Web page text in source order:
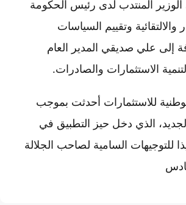
المنتدب لدى رئيس الحكومة
والالتقائية وتقييم السياسات
إلى علي صديقي المدير العام
الاستثمارات والصادرات.
للاستثمارات أحدثت بموجب
الذي دخل حيز التطبيق في
2023 تنفيذا للتوجيهات السامية لصاحب الجلالة